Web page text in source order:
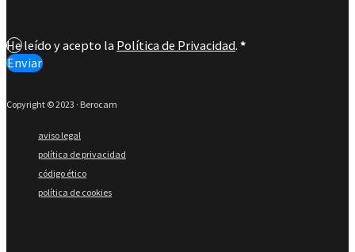
He leído y acepto la Política de Privacidad. *
Enviar
Copyright © 2023 · Berocam
aviso legal
política de privacidad
código ético
política de cookies